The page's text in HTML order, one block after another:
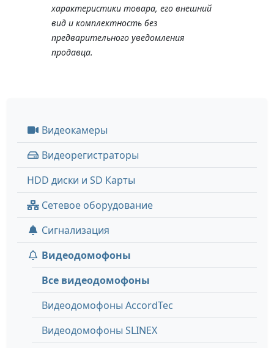
характеристики товара, его внешний
вид и комплектность без
предварительного уведомления
продавца.
Видеокамеры
Видеорегистраторы
HDD диски и SD Карты
Сетевое оборудование
Сигнализация
Видеодомофоны
Все видеодомофоны
Видеодомофоны AccordTec
Видеодомофоны SLINEX